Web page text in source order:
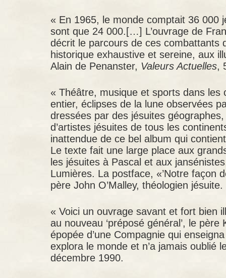
« En 1965, le monde comptait 36 000
sont que 24 000.[…] L’ouvrage de
décrit le parcours de ces combattants
historique exhaustive et sereine, aux
Alain de Penanster, Valeurs Actuelles,
« Théâtre, musique et sports dans les
entier, éclipses de la lune observées
dressées par des jésuites
d’artistes jésuites de tous les
inattendue de ce bel album qui
Le texte fait une large place aux
les jésuites à Pascal et aux
Lumières. La postface, «’Notre façon
père John O’Malley, théologien
« Voici un ouvrage savant et fort bien
au nouveau ‘préposé général’, le
épopée d’une Compagnie qui
explora le monde et n’a jamais oublié
décembre 1990.